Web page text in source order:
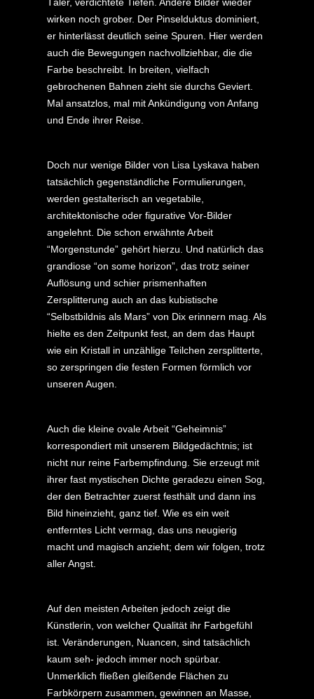
wirken noch grober. Der Pinselduktus dominiert,
er hinterlässt deutlich seine Spuren. Hier werden
auch die Bewegungen nachvollziehbar, die die
Farbe beschreibt. In breiten, vielfach
gebrochenen Bahnen zieht sie durchs Geviert.
Mal ansatzlos, mal mit Ankündigung von Anfang
und Ende ihrer Reise.
Doch nur wenige Bilder von Lisa Lyskava haben
tatsächlich gegenständliche Formulierungen,
werden gestalterisch an vegetabile,
architektonische oder figurative Vor-Bilder
angelehnt. Die schon erwähnte Arbeit
“Morgenstunde” gehört hierzu. Und natürlich das
grandiose “on some horizon”, das trotz seiner
Auflösung und schier prismenhaften
Zersplitterung auch an das kubistische
“Selbstbildnis als Mars” von Dix erinnern mag. Als
hielte es den Zeitpunkt fest, an dem das Haupt
wie ein Kristall in unzählige Teilchen zersplitterte,
so zerspringen die festen Formen förmlich vor
unseren Augen.
Auch die kleine ovale Arbeit “Geheimnis”
korrespondiert mit unserem Bildgedächtnis; ist
nicht nur reine Farbempfindung. Sie erzeugt mit
ihrer fast mystischen Dichte geradezu einen Sog,
der den Betrachter zuerst festhält und dann ins
Bild hineinzieht, ganz tief. Wie es ein weit
entferntes Licht vermag, das uns neugierig
macht und magisch anzieht; dem wir folgen, trotz
aller Angst.
Auf den meisten Arbeiten jedoch zeigt die
Künstlerin, von welcher Qualität ihr Farbgefühl
ist. Veränderungen, Nuancen, sind tatsächlich
kaum seh- jedoch immer noch spürbar.
Unmerklich fließen gleißende Flächen zu
Farbkörpern zusammen, gewinnen an Masse,